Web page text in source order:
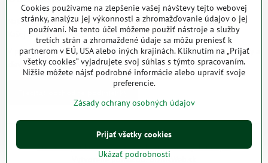
Naše obchodné podmienky zaručujú bezproblémové spracovanie
Vašej zakázky online.
V prípade, že máte s nami už dojednané obchodné podmienky, ceny a
zľavy z minulosti, platia tie, ktoré sú pre Vás výhodnejšie.
©2026Copyright
Predvoľby súkromiaZásady ochrany osobných údajov
Vytvorené pomocou:BiznisWeb.sk
Cookies používame na zlepšenie vašej návštevy tejto webovej
stránky, analýzu jej výkonnosti a zhromažďovanie údajov o jej
používaní. Na tento účel môžeme použiť nástroje a služby
tretích strán a zhromaždené údaje sa môžu preniesť k
partnerom v EÚ, USA alebo iných krajinách. Kliknutím na „Prijať
všetky cookies“ vyjadrujete svoj súhlas s týmto spracovaním.
Nižšie môžete nájsť podrobné informácie alebo upraviť svoje
preferencie.
Zásady ochrany osobných údajov
Ukázať podrobnosti
Prijať všetky cookies